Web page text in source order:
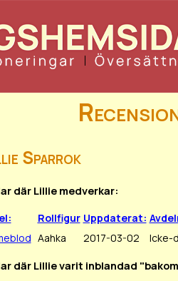
Sparrok
där Lillie medverkar:
Rollfigur Uppdaterat:
Aahka 2017-03-02 Icke-
där Lillie varit inblandad